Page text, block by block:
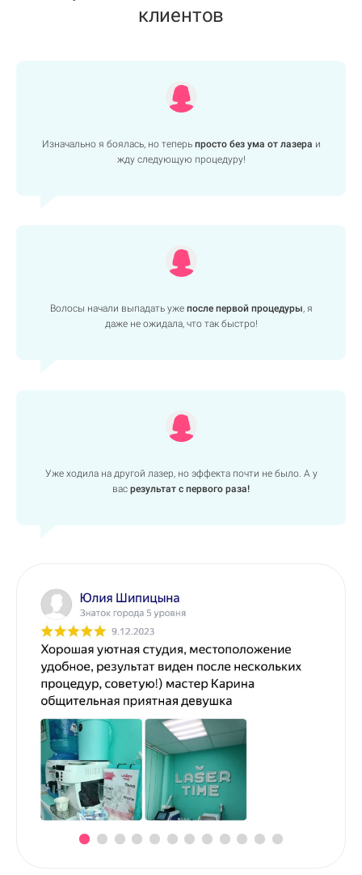
клиентов
Изначально я боялась, но теперь просто без ума от лазера и
жду следующую процедуру!
Волосы начали выпадать уже после первой процедуры, я
даже не ожидала, что так быстро!
Уже ходила на другой лазер, но эффекта почти не было. А у
вас результат с первого раза!